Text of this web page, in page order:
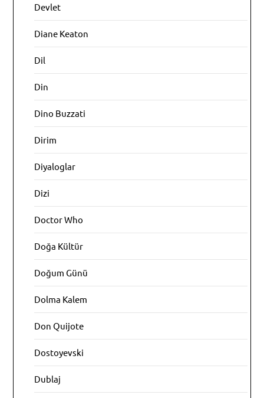
Devlet
Diane Keaton
Dil
Din
Dino Buzzati
Dirim
Diyaloglar
Dizi
Doctor Who
Doğa Kültür
Doğum Günü
Dolma Kalem
Don Quijote
Dostoyevski
Dublaj